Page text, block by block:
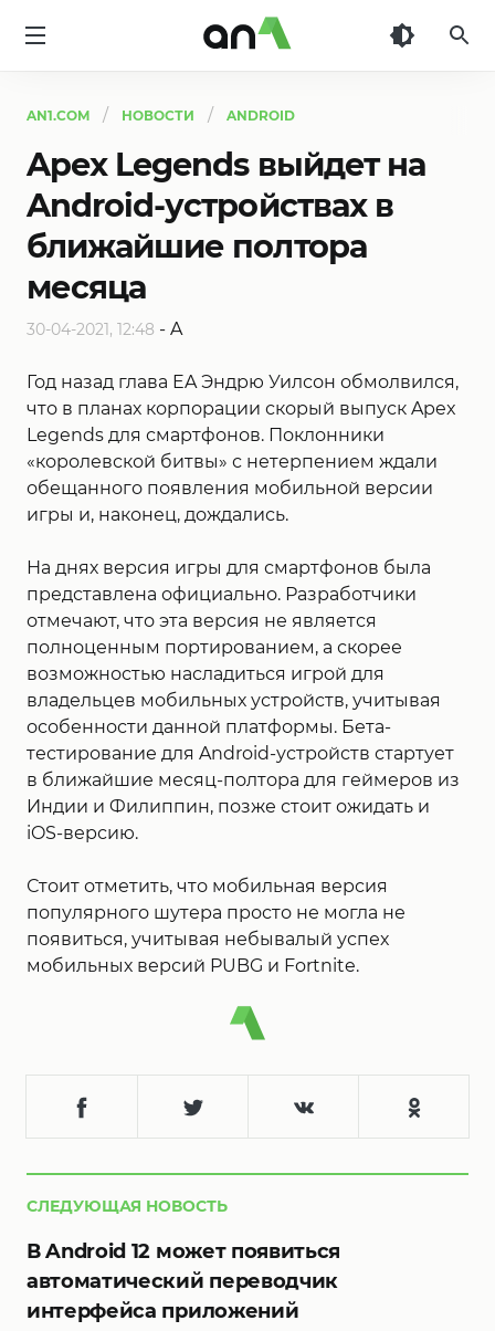
AN1.COM НОВОСТИ ANDROID
Apex Legends выйдет на
Android-устройствах в
ближайшие полтора
месяца
30-04-2021, 12:48 - A
Год назад глава EA Эндрю Уилсон обмолвился,
что в планах корпорации скорый выпуск Apex
Legends для смартфонов. Поклонники
«королевской битвы» с нетерпением ждали
обещанного появления мобильной версии
игры и, наконец, дождались.
На днях версия игры для смартфонов была
представлена официально. Разработчики
отмечают, что эта версия не является
полноценным портированием, а скорее
возможностью насладиться игрой для
владельцев мобильных устройств, учитывая
особенности данной платформы. Бета-
тестирование для Android-устройств стартует
в ближайшие месяц-полтора для геймеров из
Индии и Филиппин, позже стоит ожидать и
iOS-версию.
Стоит отметить, что мобильная версия
популярного шутера просто не могла не
появиться, учитывая небывалый успех
мобильных версий PUBG и Fortnite.
СЛЕДУЮЩАЯ НОВОСТЬ
В Android 12 может появиться
автоматический переводчик
интерфейса приложений